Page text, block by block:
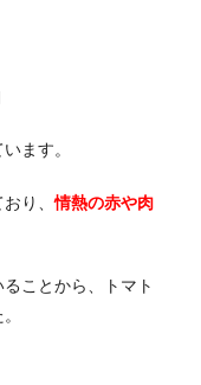
ます。
おり、情熱の赤や肉
ことから、トマト